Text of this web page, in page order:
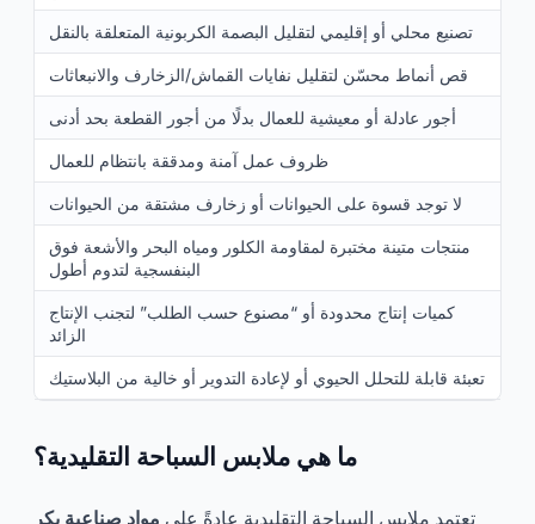
تصنيع محلي أو إقليمي لتقليل البصمة الكربونية المتعلقة بالنقل
قص أنماط محسّن لتقليل نفايات القماش/الزخارف والانبعاثات
أجور عادلة أو معيشية للعمال بدلًا من أجور القطعة بحد أدنى
ظروف عمل آمنة ومدققة بانتظام للعمال
لا توجد قسوة على الحيوانات أو زخارف مشتقة من الحيوانات
منتجات متينة مختبرة لمقاومة الكلور ومياه البحر والأشعة فوق
البنفسجية لتدوم أطول
كميات إنتاج محدودة أو “مصنوع حسب الطلب” لتجنب الإنتاج
الزائد
تعبئة قابلة للتحلل الحيوي أو لإعادة التدوير أو خالية من البلاستيك
ما هي ملابس السباحة التقليدية؟
تعتمد ملابس السباحة التقليدية عادةً على مواد صناعية بكر